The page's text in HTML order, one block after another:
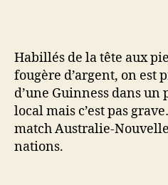
Habillés de la tête aux
fougère d’argent, on est
d’une Guinness dans un
local mais c’est pas
match Australie-
nations.